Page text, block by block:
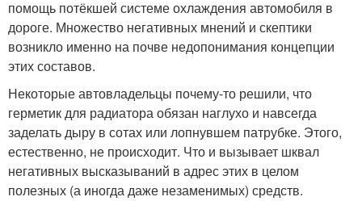
помощь потёкшей системе охлаждения автомобиля в
дороге. Множество негативных мнений и скептики
возникло именно на почве недопонимания концепции
этих составов.
Некоторые автовладельцы почему-то решили, что
герметик для радиатора обязан наглухо и навсегда
заделать дыру в сотах или лопнувшем патрубке. Этого,
естественно, не происходит. Что и вызывает шквал
негативных высказываний в адрес этих в целом
полезных (а иногда даже незаменимых) средств.